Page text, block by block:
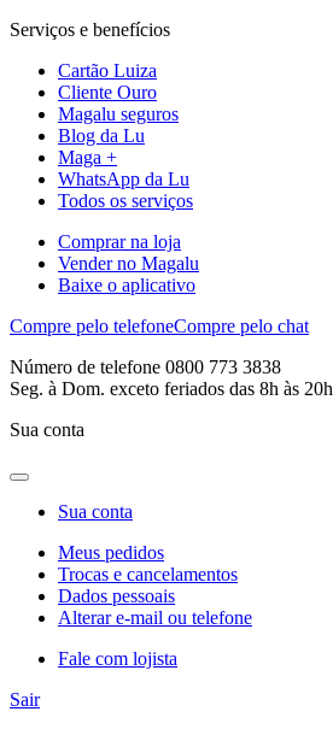
Serviços e benefícios
Cartão Luiza
Cliente Ouro
Magalu seguros
Blog da Lu
Maga +
WhatsApp da Lu
Todos os serviços
Comprar na loja
Vender no Magalu
Baixe o aplicativo
Compre pelo telefoneCompre pelo chat
Número de telefone 0800 773 3838
Seg. à Dom. exceto feriados das 8h às 20h
Sua conta
Sua conta
Meus pedidos
Trocas e cancelamentos
Dados pessoais
Alterar e-mail ou telefone
Fale com lojista
Sair